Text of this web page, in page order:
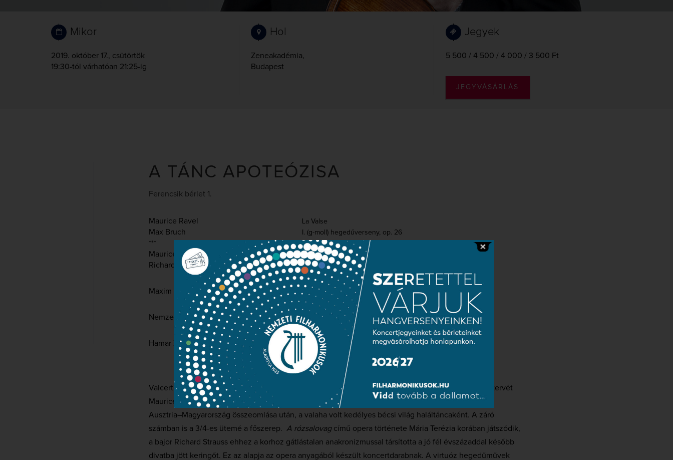
Mikor
2019. október 17., csütörtök
19:30-tól várhatóan 21:25-ig
Hol
Zeneakadémia,
Budapest
Jegyek
5 500 / 4 500 / 4 000 / 3 500 Ft
JEGYVÁSÁRLÁS
A TÁNC APOTEÓZISA
Ferencsik bérlet 1.
Maurice Ravel La Valse
Max Bruch
I. (g-moll) hegedűverseny, op. 26
***
Maurice Ravel Tzigane
Richard Strauss Rózsalovag-szvit, op. 59
Maxim Vengerov hegedű
Nemzeti Filharmonikus Zenekar
Hamar Zsolt karmester
Valcert és virtuozitást kínál ez a hangverseny. Kezdete a keringő apoteózisa, aLa Valse,
amelynek tervét
Maurice Ravel 1906-tól kezdve érlelte magában (még Wien
címmel). Végül 1920-ban alkotta meg,
Ausztria–Magyarország összeomlása után, a valaha volt kedélyes bécsi világ haláltáncaként. A záró
számban is a 3/4-es ütemé a főszerep. A rózsalovagcímű opera története Mária Terézia korában játszódik,
a bajor Richard Strauss ehhez a korhoz gátlástalan anakronizmussal társította a jó fél évszázaddal később
divatba jött keringőt. Ez az alapja az opera anyagából készült koncertdarabnak. A virtuóz hegedűművek